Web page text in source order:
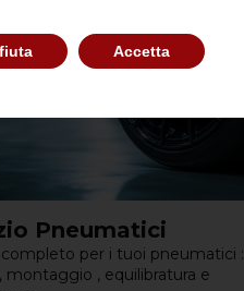
Pneumatici
completo per i tuoi pneumatici :
montaggio , equilibratura e
Accetta